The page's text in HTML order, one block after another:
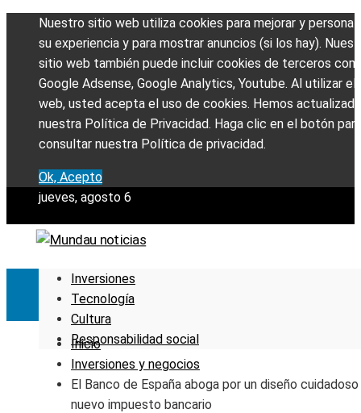
Nuestro sitio web utiliza cookies para mejorar y
su experiencia y para mostrar anuncios (si los hay).
sitio web también puede incluir cookies de terceros
Google Adsense, Google Analytics, Youtube. Al utilizar el
web, usted acepta el uso de cookies. Hemos actualizado
nuestra Política de Privacidad. Haga clic en el botón para
consultar nuestra Política de privacidad.
Ok, Acepto
jueves, agosto 6
Inversiones
Tecnología
Cultura
Responsabilidad social
Inicio
Inversiones y negocios
El Banco de España aboga por un diseño
nuevo impuesto bancario